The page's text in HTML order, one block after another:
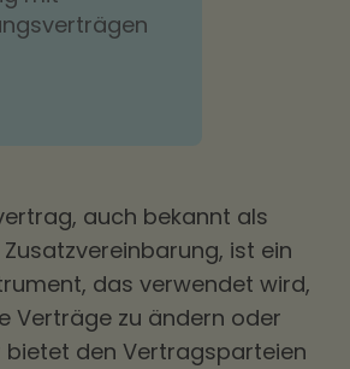
auch bekannt als
ist ein
das verwendet wird,
Verträge zu ändern oder
bietet den Vertragsparteien